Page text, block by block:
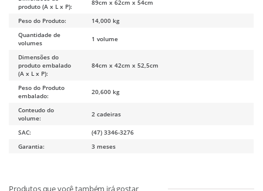
produto (A x L x P):
89cm x 62cm x 54cm
Peso do Produto:
14,000 kg
Quantidade de
volumes
1 volume
Dimensões do
produto embalado
(A x L x P):
84cm x 42cm x 52,5cm
Peso do Produto
embalado:
20,600 kg
Conteudo do
volume:
2 cadeiras
SAC:
(47) 3346-3276
Garantia:
3 meses